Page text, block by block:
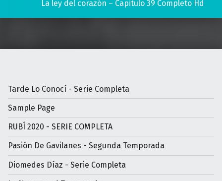
La ley del corazón – Capitulo 39 Completo Hd
Tarde Lo Conocí - Serie Completa
Sample Page
RUBÍ 2020 - SERIE COMPLETA
Pasión De Gavilanes - Segunda Temporada
Diomedes Díaz - Serie Completa